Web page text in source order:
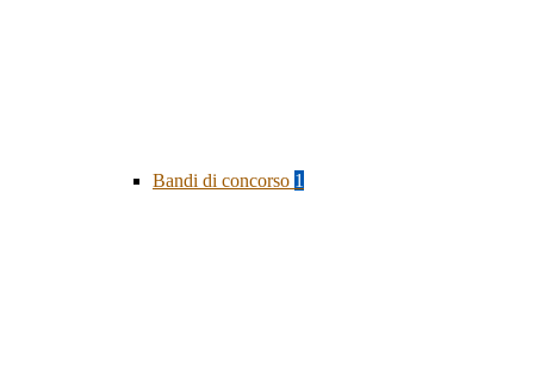
Bandi di concorso 1